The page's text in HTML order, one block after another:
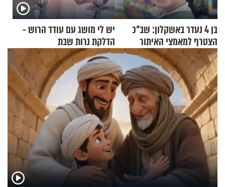
בן 4 נעדר באשקלון: שב"כ
הצטרף למאמצי האיתור
יש לי מושג עם עודד הרוש -
הדלקת נרות שבת